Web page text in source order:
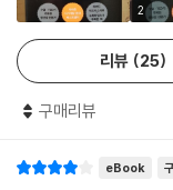
산만하게 만드는 함정
하기보다 여러 일을 동
가진 이들에게 중요한 메
집중은 막연한 자기암시
2
리뷰 25
구매리뷰
eBook